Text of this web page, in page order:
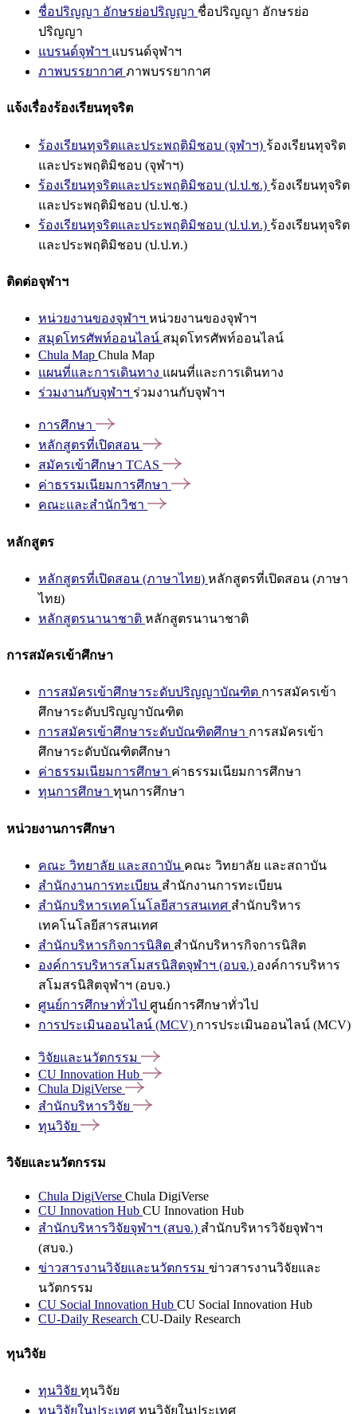
ชื่อปริญญา อักษรย่อปริญญา ชื่อปริญญา อักษรย่อ
ปริญญา
แบรนด์จุฬาฯ แบรนด์จุฬาฯ
ภาพบรรยากาศ ภาพบรรยากาศ
แจ้งเรื่องร้องเรียนทุจริต
ร้องเรียนทุจริตและประพฤติมิชอบ (จุฬาฯ) ร้องเรียนทุจริต
และประพฤติมิชอบ (จุฬาฯ)
ร้องเรียนทุจริตและประพฤติมิชอบ (ป.ป.ช.) ร้องเรียนทุจริต
และประพฤติมิชอบ (ป.ป.ช.)
ร้องเรียนทุจริตและประพฤติมิชอบ (ป.ป.ท.) ร้องเรียนทุจริต
และประพฤติมิชอบ (ป.ป.ท.)
ติดต่อจุฬาฯ
หน่วยงานของจุฬาฯ หน่วยงานของจุฬาฯ
สมุดโทรศัพท์ออนไลน์ สมุดโทรศัพท์ออนไลน์
Chula Map Chula Map
แผนที่และการเดินทาง แผนที่และการเดินทาง
ร่วมงานกับจุฬาฯ ร่วมงานกับจุฬาฯ
การศึกษา
หลักสูตรที่เปิดสอน
สมัครเข้าศึกษา TCAS
ค่าธรรมเนียมการศึกษา
คณะและสำนักวิชา
หลักสูตร
หลักสูตรที่เปิดสอน (ภาษาไทย) หลักสูตรที่เปิดสอน (ภาษา
ไทย)
หลักสูตรนานาชาติ หลักสูตรนานาชาติ
การสมัครเข้าศึกษา
การสมัครเข้าศึกษาระดับปริญญาบัณฑิต การสมัครเข้า
ศึกษาระดับปริญญาบัณฑิต
การสมัครเข้าศึกษาระดับบัณฑิตศึกษา การสมัครเข้า
ศึกษาระดับบัณฑิตศึกษา
ค่าธรรมเนียมการศึกษา ค่าธรรมเนียมการศึกษา
ทุนการศึกษา ทุนการศึกษา
หน่วยงานการศึกษา
คณะ วิทยาลัย และสถาบัน คณะ วิทยาลัย และสถาบัน
สำนักงานการทะเบียน สำนักงานการทะเบียน
สำนักบริหารเทคโนโลยีสารสนเทศ สำนักบริหาร
เทคโนโลยีสารสนเทศ
สำนักบริหารกิจการนิสิต สำนักบริหารกิจการนิสิต
องค์การบริหารสโมสรนิสิตจุฬาฯ (อบจ.) องค์การบริหาร
สโมสรนิสิตจุฬาฯ (อบจ.)
ศูนย์การศึกษาทั่วไป ศูนย์การศึกษาทั่วไป
การประเมินออนไลน์ (MCV) การประเมินออนไลน์ (MCV)
วิจัยและนวัตกรรม
CU Innovation Hub
Chula DigiVerse
สำนักบริหารวิจัย
ทุนวิจัย
วิจัยและนวัตกรรม
Chula DigiVerse Chula DigiVerse
CU Innovation Hub CU Innovation Hub
สำนักบริหารวิจัยจุฬาฯ (สบจ.) สำนักบริหารวิจัยจุฬาฯ
(สบจ.)
ข่าวสารงานวิจัยและนวัตกรรม ข่าวสารงานวิจัยและ
นวัตกรรม
CU Social Innovation Hub CU Social Innovation Hub
CU-Daily Research CU-Daily Research
ทุนวิจัย
ทุนวิจัย ทุนวิจัย
ทุนวิจัยในประเทศ ทุนวิจัยในประเทศ